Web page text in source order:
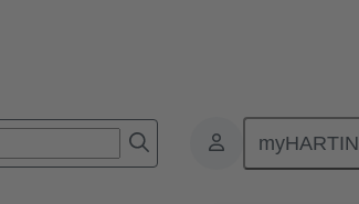
Accesorios 09 12 008 4807